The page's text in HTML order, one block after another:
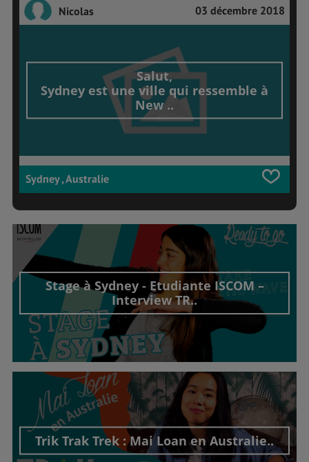
Nicolas 03 décembre 2018
Salut,
Sydney est une ville qui ressemble à
New ..
Sydney , Australie
Stage à Sydney - Etudiante ISCOM –
Interview TR..
Découvrir cet interview
Trik Trak Trek : Mai Loan en Australie..